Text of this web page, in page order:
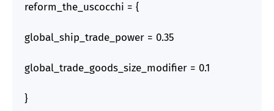
reform_the_uscocchi = {
global_ship_trade_power = 0.35
global_trade_goods_size_modifier = 0.1
}